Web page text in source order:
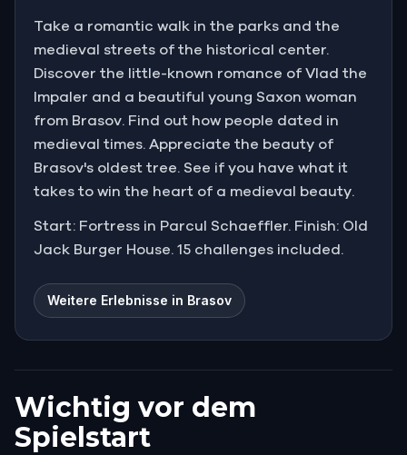
Take a romantic walk in the parks and the
medieval streets of the historical center.
Discover the little-known romance of Vlad the
Impaler and a beautiful young Saxon woman
from Brasov. Find out how people dated in
medieval times. Appreciate the beauty of
Brasov's oldest tree. See if you have what it
takes to win the heart of a medieval beauty.
Start: Fortress in Parcul Schaeffler. Finish: Old
Jack Burger House. 15 challenges included.
Weitere Erlebnisse in Brasov
Wichtig vor dem
Spielstart